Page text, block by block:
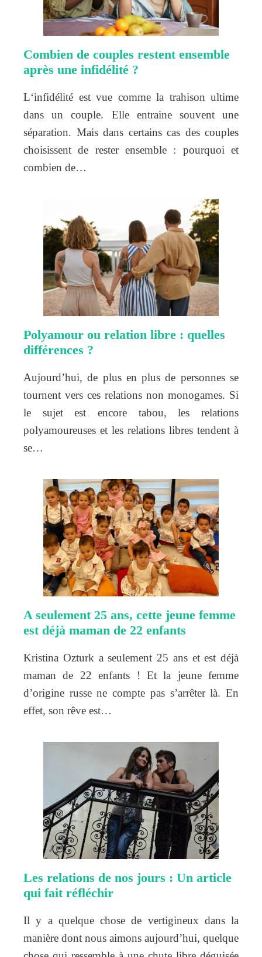
Combien de couples restent ensemble
après une infidélité ?
L‘infidélité est vue comme la trahison ultime
dans un couple. Elle entraine souvent une
séparation. Mais dans certains cas des couples
choisissent de rester ensemble : pourquoi et
combien de…
Polyamour ou relation libre : quelles
différences ?
Aujourd’hui, de plus en plus de personnes se
tournent vers ces relations non monogames. Si
le sujet est encore tabou, les relations
polyamoureuses et les relations libres tendent à
se…
A seulement 25 ans, cette jeune femme
est déjà maman de 22 enfants
Kristina Ozturk a seulement 25 ans et est déjà
maman de 22 enfants ! Et la jeune femme
d’origine russe ne compte pas s’arrêter là. En
effet, son rêve est…
Les relations de nos jours : Un article
qui fait réfléchir
Il y a quelque chose de vertigineux dans la
manière dont nous aimons aujourd’hui, quelque